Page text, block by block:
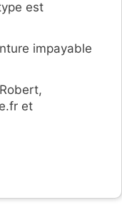
est
impayable
et